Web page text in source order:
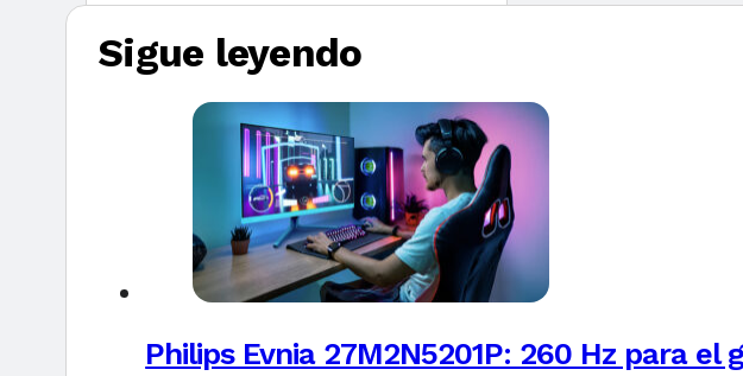
Sigue leyendo
Philips Evnia 27M2N5201P: 260 Hz para el